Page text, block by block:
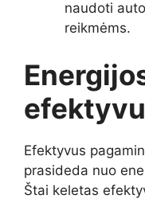
naudoti
reikmėms.
Efektyvus
prasideda nuo
Štai keletas